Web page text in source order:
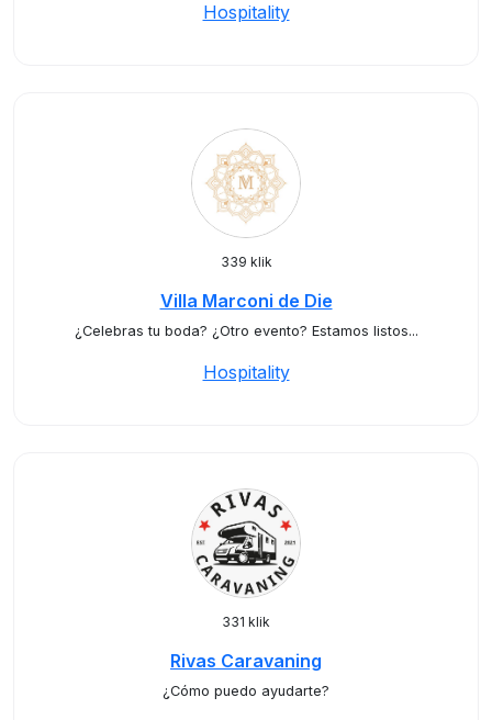
Hospitality
339 klik
Villa Marconi de Die
¿Celebras tu boda? ¿Otro evento? Estamos listos...
Hospitality
331 klik
Rivas Caravaning
¿Cómo puedo ayudarte?